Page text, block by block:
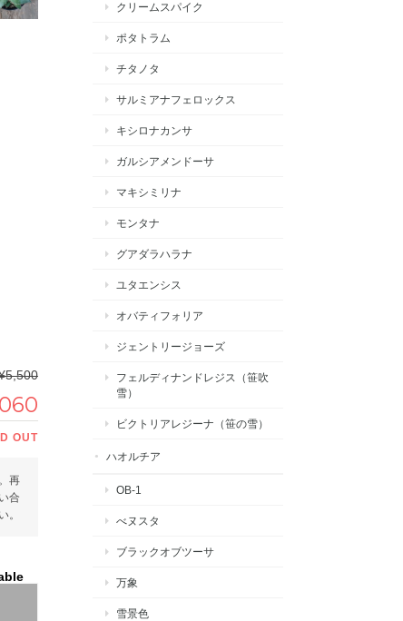
OUT
再
合
。
クリームスパイク
ポタトラム
チタノタ
サルミアナフェロックス
キシロナカンサ
ガルシアメンドーサ
マキシミリナ
モンタナ
グアダラハラナ
ユタエンシス
オバティフォリア
ジェントリージョーズ
フェルディナンドレジス（笹吹
雪）
ビクトリアレジーナ（笹の雪）
ハオルチア
OB-1
べヌスタ
ブラックオブツーサ
万象
雪景色